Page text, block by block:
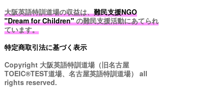
大阪英語特訓道場の収益は、難民支援NGO
"Dream for Children"の難民支援活動にあてられ
ています。
特定商取引法に基づく表示
Copyright 大阪英語特訓道場（旧名古屋
TOEIC®TEST道場、名古屋英語特訓道場） all
rights reserved.